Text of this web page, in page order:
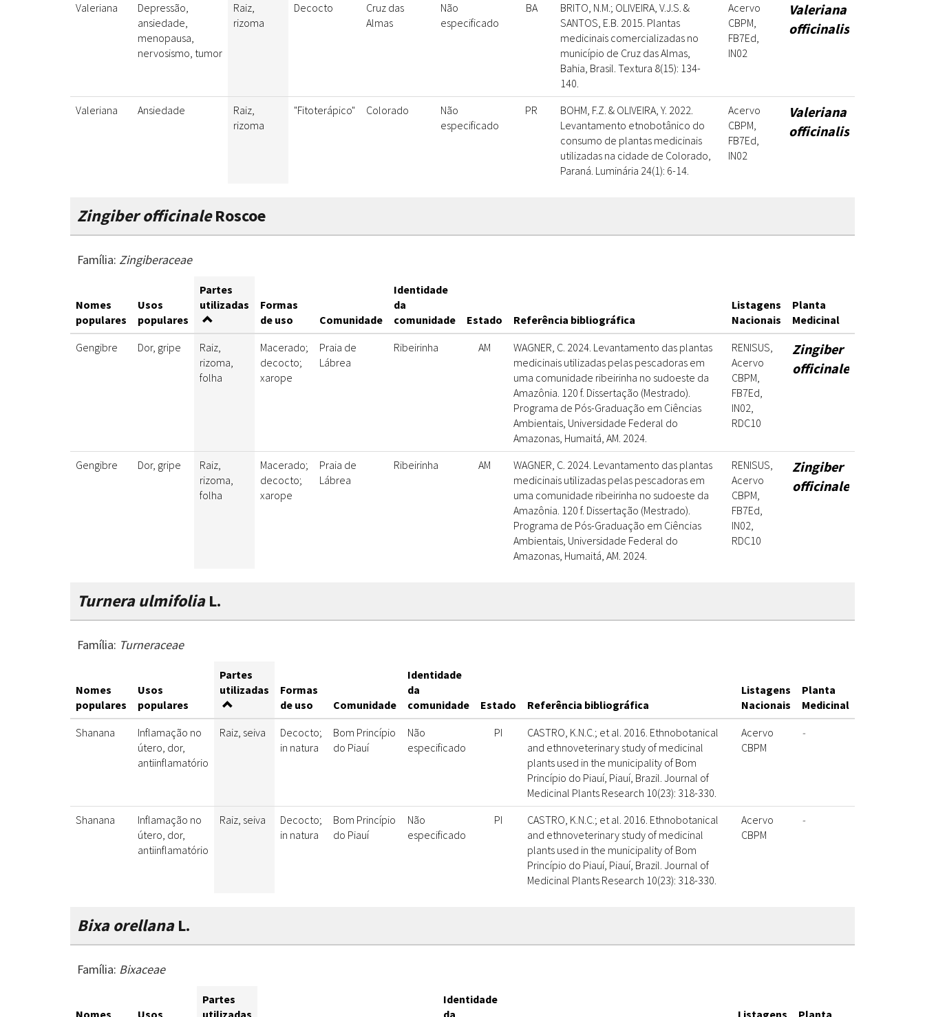
Valeriana
Depressão,
ansiedade,
menopausa,
nervosismo, tumor
Raiz,
rizoma
Decocto
Cruz das
Almas
Não
especificado
BA
BRITO, N.M.; OLIVEIRA, V.J.S. &
SANTOS, E.B. 2015. Plantas
medicinais comercializadas no
município de Cruz das Almas,
Bahia, Brasil. Textura 8(15): 134-
140.
Acervo
CBPM,
FB7Ed,
IN02
Valeriana
officinalis
Valeriana Ansiedade
Raiz,
rizoma
"Fitoterápico" Colorado
Não
especificado
PR
BOHM, F.Z. & OLIVEIRA, Y. 2022.
Levantamento etnobotânico do
consumo de plantas medicinais
utilizadas na cidade de Colorado,
Paraná. Luminária 24(1): 6-14.
Acervo
CBPM,
FB7Ed,
IN02
Valeriana
officinalis
Zingiber officinaleRoscoe
Família: Zingiberaceae
Nomes
populares
Usos
populares
Partes
utilizadas
Formas
de uso
Comunidade
Identidade
da
comunidade
Estado Referência bibliográfica
Listagens
Nacionais
Planta
Medicinal
Gengibre
Dor, gripe
Raiz,
rizoma,
folha
Macerado;
decocto;
xarope
Praia de
Lábrea
Ribeirinha AM
WAGNER, C. 2024. Levantamento das plantas
medicinais utilizadas pelas pescadoras em
uma comunidade ribeirinha no sudoeste da
Amazônia. 120 f. Dissertação (Mestrado).
Programa de Pós-Graduação em Ciências
Ambientais, Universidade Federal do
Amazonas, Humaitá, AM. 2024.
RENISUS,
Acervo
CBPM,
FB7Ed,
IN02,
RDC10
Zingiber
officinale
Gengibre Dor, gripe
Raiz,
rizoma,
folha
Macerado;
decocto;
xarope
Praia de
Lábrea
Ribeirinha AM
WAGNER, C. 2024. Levantamento das plantas
medicinais utilizadas pelas pescadoras em
uma comunidade ribeirinha no sudoeste da
Amazônia. 120 f. Dissertação (Mestrado).
Programa de Pós-Graduação em Ciências
Ambientais, Universidade Federal do
Amazonas, Humaitá, AM. 2024.
RENISUS,
Acervo
CBPM,
FB7Ed,
IN02,
RDC10
Zingiber
officinale
Turnera ulmifoliaL.
Família: Turneraceae
Nomes
populares
Usos
populares
Partes
utilizadas
Formas
de uso
Comunidade
Identidade
da
comunidade
Estado Referência bibliográfica
Listagens
Nacionais
Planta
Medicinal
Shanana
Inflamação no
útero, dor,
antiinflamatório
Raiz, seiva
Decocto;
in natura
Bom Princípio
do Piauí
Não
especificado
PI
CASTRO, K.N.C.; et al. 2016. Ethnobotanical
and ethnoveterinary study of medicinal
plants used in the municipality of Bom
Princípio do Piauí, Piauí, Brazil. Journal of
Medicinal Plants Research 10(23): 318-330.
Acervo
CBPM
-
Shanana
Inflamação no
útero, dor,
antiinflamatório
Raiz, seiva
Decocto;
in natura
Bom Princípio
do Piauí
Não
especificado
PI
CASTRO, K.N.C.; et al. 2016. Ethnobotanical
and ethnoveterinary study of medicinal
plants used in the municipality of Bom
Princípio do Piauí, Piauí, Brazil. Journal of
Medicinal Plants Research 10(23): 318-330.
Acervo
CBPM
-
Bixa orellanaL.
Família: Bixaceae
Partes
Identidade